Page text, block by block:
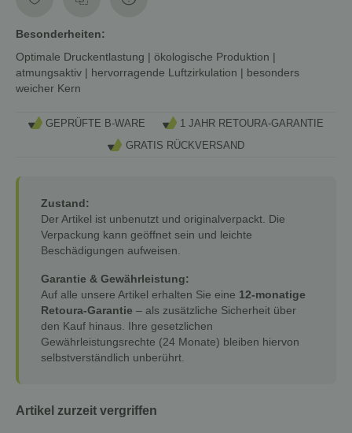
Besonderheiten:
Optimale Druckentlastung | ökologische Produktion |
atmungsaktiv | hervorragende Luftzirkulation | besonders
weicher Kern
GEPRÜFTE B-WARE
1 JAHR RETOURA-GARANTIE
GRATIS RÜCKVERSAND
Zustand:
Der Artikel ist unbenutzt und originalverpackt. Die
Verpackung kann geöffnet sein und leichte
Beschädigungen aufweisen.
Garantie & Gewährleistung:
Auf alle unsere Artikel erhalten Sie eine 12-monatige
Retoura-Garantie – als zusätzliche Sicherheit über
den Kauf hinaus. Ihre gesetzlichen
Gewährleistungsrechte (24 Monate) bleiben hiervon
selbstverständlich unberührt.
Artikel zurzeit vergriffen